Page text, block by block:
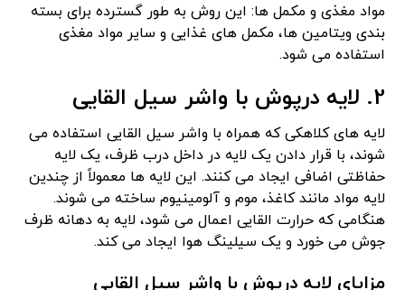
مواد مغذی و مکمل ها: این روش به طور گسترده برای بسته
بندی ویتامین ها، مکمل های غذایی و سایر مواد مغذی
استفاده می شود.
2. لایه درپوش با واشر سیل القایی
لایه های کلاهکی که همراه با واشر سیل القایی استفاده می
شوند، با قرار دادن یک لایه در داخل درب ظرف، یک لایه
حفاظتی اضافی ایجاد می کنند. این لایه ها معمولاً از چندین
لایه مواد مانند کاغذ، موم و آلومینیوم ساخته می شوند.
هنگامی که حرارت القایی اعمال می شود، لایه به دهانه ظرف
جوش می خورد و یک سیلینگ هوا ایجاد می کند.
مزایای لایه درپوش با واشر سیل القایی